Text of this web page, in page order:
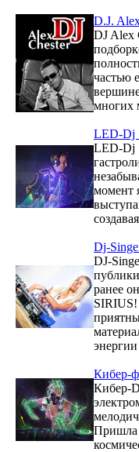
D.J.
DJ Alex
частью
многих
LED-Dj
LED-Dj
момент
Dj-
DJ-
ранее
SIRIUS!
Кибер-
Кибер-
Пришла